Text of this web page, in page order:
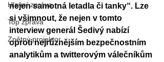
Hlavní zpráva
Top zpráva
Zpětný projektor
nejen samotná letadla či tanky“. Lze
si všimnout, že nejen v tomto
interview generál Šedivý nabízí
oproti nejrůznějším bezpečnostním
analytikům a twitterovým válečníkům